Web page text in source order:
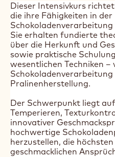
Dieser Intensivkurs
die ihre Fähigkeiten in der
Sie erhalten fundierte
über die Herkunft und
sowie praktische
wesentlichen Techniken –
Schokoladenverarbeitung
Pralinenherstellung.
Der Schwerpunkt liegt
Temperieren,
innovativer
hochwertige
herzustellen, die
geschmacklichen